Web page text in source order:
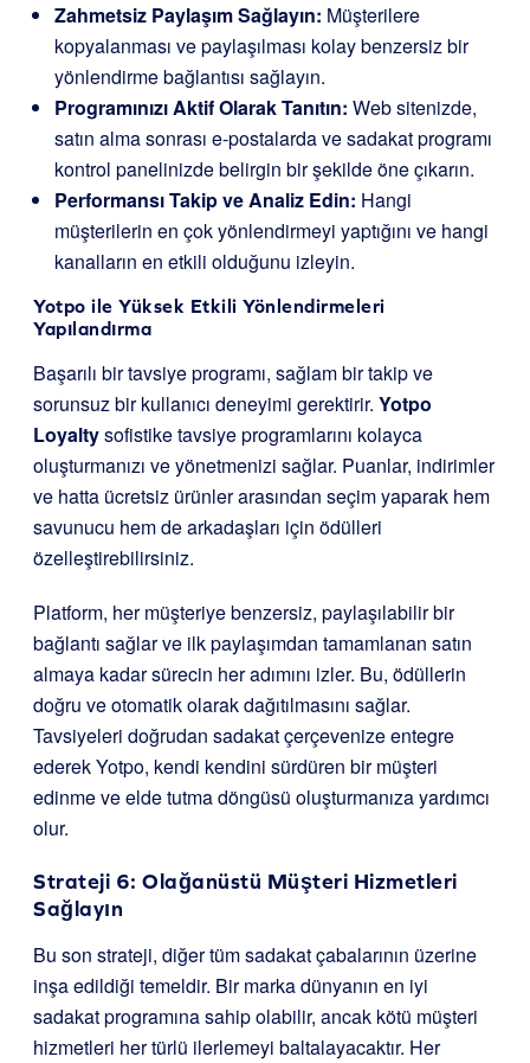
Zahmetsiz Paylaşım Sağlayın: Müşterilere
kopyalanması ve paylaşılması kolay benzersiz bir
yönlendirme bağlantısı sağlayın.
Programınızı Aktif Olarak Tanıtın: Web sitenizde,
satın alma sonrası e-postalarda ve sadakat programı
kontrol panelinizde belirgin bir şekilde öne çıkarın.
Performansı Takip ve Analiz Edin: Hangi
müşterilerin en çok yönlendirmeyi yaptığını ve hangi
kanalların en etkili olduğunu izleyin.
Yotpo ile Yüksek Etkili Yönlendirmeleri
Yapılandırma
Başarılı bir tavsiye programı, sağlam bir takip ve
sorunsuz bir kullanıcı deneyimi gerektirir. Yotpo
Loyaltysofistike tavsiye programlarını kolayca
oluşturmanızı ve yönetmenizi sağlar. Puanlar, indirimler
ve hatta ücretsiz ürünler arasından seçim yaparak hem
savunucu hem de arkadaşları için ödülleri
özelleştirebilirsiniz.
Platform, her müşteriye benzersiz, paylaşılabilir bir
bağlantı sağlar ve ilk paylaşımdan tamamlanan satın
almaya kadar sürecin her adımını izler. Bu, ödüllerin
doğru ve otomatik olarak dağıtılmasını sağlar.
Tavsiyeleri doğrudan sadakat çerçevenize entegre
ederek Yotpo, kendi kendini sürdüren bir müşteri
edinme ve elde tutma döngüsü oluşturmanıza yardımcı
olur.
Strateji 6: Olağanüstü Müşteri Hizmetleri
Sağlayın
Bu son strateji, diğer tüm sadakat çabalarının üzerine
inşa edildiği temeldir. Bir marka dünyanın en iyi
sadakat programına sahip olabilir, ancak kötü müşteri
hizmetleri her türlü ilerlemeyi baltalayacaktır. Her